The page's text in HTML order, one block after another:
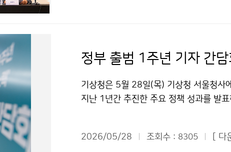
정부 출범 1주년 기자 간담
기상청은 5월 28일(목) 기상청 서울청사
지난 1년간 추진한 주요 정책 성과를 발표
2026/05/28 조회수 : 8305 [ 다